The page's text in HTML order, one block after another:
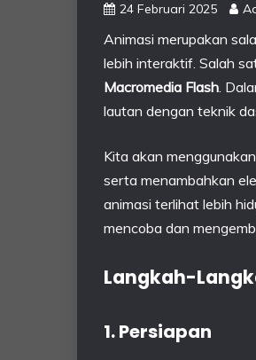
24 Februari 2025
Animasi merupakan
lebih interaktif. Salah
Macromedia Flash.
lautan dengan teknik
Kita akan
serta menambahkan
animasi terlihat lebih
mencoba dan
Langkah-
1. Persiapan